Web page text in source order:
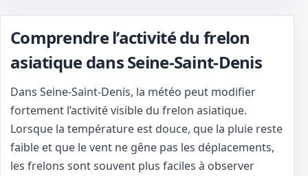
Comprendre l’activité du frelon
asiatique dans Seine-Saint-Denis
Dans Seine-Saint-Denis, la météo peut modifier
fortement l’activité visible du frelon asiatique.
Lorsque la température est douce, que la pluie reste
faible et que le vent ne gêne pas les déplacements,
les frelons sont souvent plus faciles à observer